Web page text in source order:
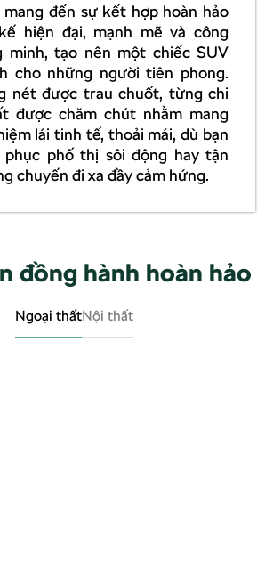
đến sự kết hợp hoàn hảo
hiện đại, mạnh mẽ và công
minh, tạo nên một chiếc SUV
cho những người tiên phong.
nét được trau chuốt, từng chi
được chăm chút nhằm mang
lái tinh tế, thoải mái, dù bạn
phục phố thị sôi động hay tận
chuyến đi xa đầy cảm hứng.
đồng hành hoàn hảo
Ngoại thấtNội thất